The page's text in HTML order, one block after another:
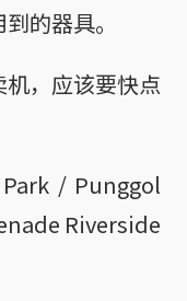
的器具。
，应该要快点
/ Punggol
Riverside